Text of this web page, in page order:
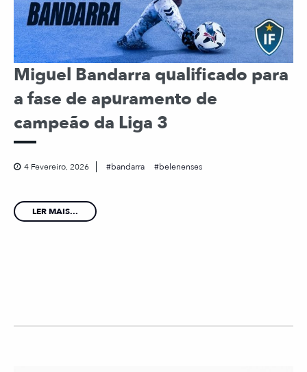
Miguel Bandarra qualificado para
a fase de apuramento de
campeão da Liga 3
4 Fevereiro, 2026 bandarra belenenses
LER MAIS...